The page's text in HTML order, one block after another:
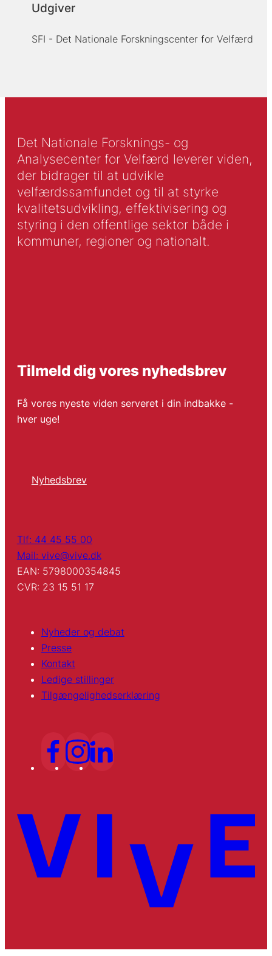
Udgiver
SFI - Det Nationale Forskningscenter for Velfærd
Det Nationale Forsknings- og
Analysecenter for Velfærd leverer viden,
der bidrager til at udvikle
velfærdssamfundet og til at styrke
kvalitetsudvikling, effektivisering og
styring i den offentlige sektor både i
kommuner, regioner og nationalt.
Tilmeld dig vores nyhedsbrev
Få vores nyeste viden serveret i din indbakke -
hver uge!
Nyhedsbrev
Tlf: 44 45 55 00
Mail: vive@vive.dk
EAN: 5798000354845
CVR: 23 15 51 17
Nyheder og debat
Presse
Kontakt
Ledige stillinger
Tilgængelighedserklæring